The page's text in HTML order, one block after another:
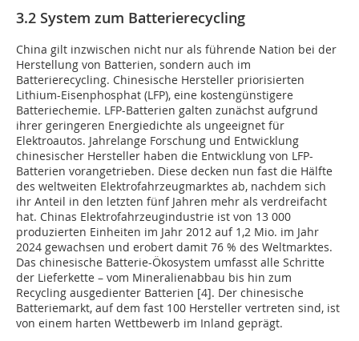
3.2 System zum Batterierecycling
China gilt inzwischen nicht nur als führende Nation bei der
Herstellung von Batterien, sondern auch im
Batterierecycling. Chinesische Hersteller priorisierten
Lithium-Eisenphosphat (LFP), eine kostengünstigere
Batteriechemie. LFP-Batterien galten zunächst aufgrund
ihrer geringeren Energiedichte als ungeeignet für
Elektroautos. Jahrelange Forschung und Entwicklung
chinesischer Hersteller haben die Entwicklung von LFP-
Batterien vorangetrieben. Diese decken nun fast die Hälfte
des weltweiten Elektrofahrzeugmarktes ab, nachdem sich
ihr Anteil in den letzten fünf Jahren mehr als verdreifacht
hat. Chinas Elektrofahrzeugindustrie ist von 13 000
produzierten Einheiten im Jahr 2012 auf 1,2 Mio. im Jahr
2024 gewachsen und erobert damit 76 % des Weltmarktes.
Das chinesische Batterie-Ökosystem umfasst alle Schritte
der Lieferkette – vom Mineralienabbau bis hin zum
Recycling ausgedienter Batterien [4]. Der chinesische
Batteriemarkt, auf dem fast 100 Hersteller vertreten sind, ist
von einem harten Wettbewerb im Inland geprägt.